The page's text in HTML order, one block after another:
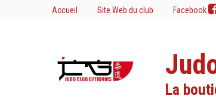
Accueil Site Web du club Facebook
La